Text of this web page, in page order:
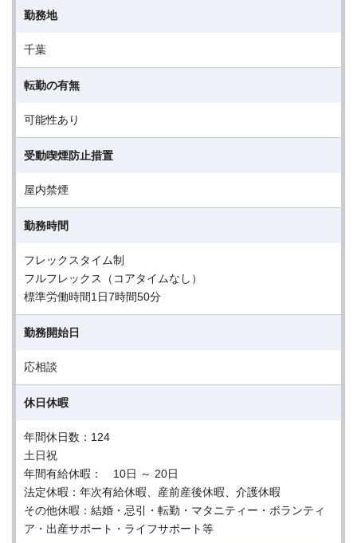
勤務地
千葉
転勤の有無
可能性あり
受動喫煙防止措置
屋内禁煙
勤務時間
フレックスタイム制
フルフレックス（コアタイムなし）
標準労働時間1日7時間50分
勤務開始日
応相談
休日休暇
年間休日数：124
土日祝
年間有給休暇： 10日 ～ 20日
法定休暇：年次有給休暇、産前産後休暇、介護休暇
その他休暇：結婚・忌引・転勤・マタニティー・ボランティ
ア・出産サポート・ライフサポート等